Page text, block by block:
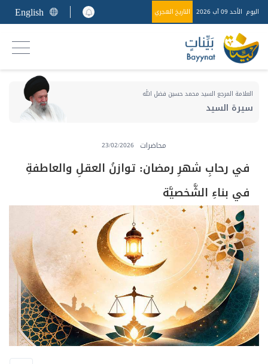
اليوم الأحد 09 آب 2026 التاريخ الهجري English
العلامة المرجع السيد محمد حسين فضل الله
سيرة السيد
محاضرات 23/02/2026
في رحابِ شهرِ رمضان: توازنُ العقلِ والعاطفةِ
في بناءِ الشَّخصيَّة